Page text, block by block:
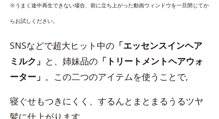
※うまく途中再生できない場合、前に立ち上がった動画ウィンドウを一旦閉じてか
らお試しください。
SNSなどで超大ヒット中の 「エッセンスインヘア
ミルク」 と、姉妹品の 「トリートメントヘアウォ
ーター」 。この二つのアイテムを使うことで,
寝ぐせもつきにくく、するんとまとまるうるツヤ